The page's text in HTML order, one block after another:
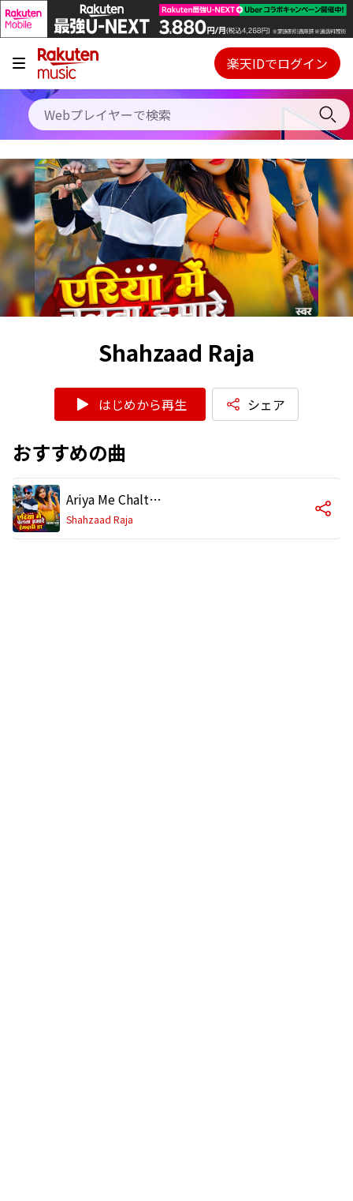
キャンペーン
料金プラン
使い方
初回30日間無料お試し
Webプレイヤー
ご契約内容の確認・変更
楽天IDでログイン
Shahzaad Raja
はじめから再生 シェア
おすすめの曲
Ariya Me Chalta Hamare Rangdari Ha
Shahzaad Raja